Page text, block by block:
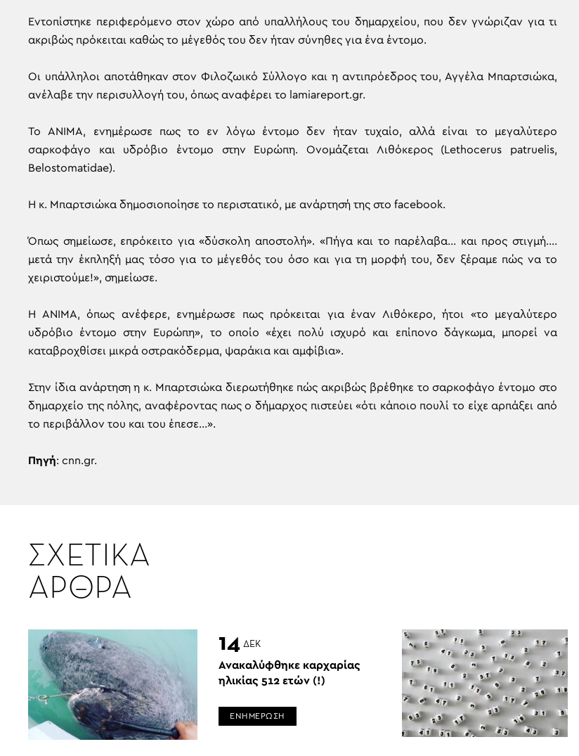
Εντοπίστηκε περιφερόμενο στον χώρο από υπαλλήλους του δημαρχείου, που δεν γνώριζαν για τι
ακριβώς πρόκειται καθώς το μέγεθός του δεν ήταν σύνηθες για ένα έντομο.
Οι υπάλληλοι αποτάθηκαν στον Φιλοζωικό Σύλλογο και η αντιπρόεδρος του, Αγγέλα Μπαρτσιώκα,
ανέλαβε την περισυλλογή του, όπως αναφέρει το lamiareport.gr.
To ΑΝΙΜΑ, ενημέρωσε πως το εν λόγω έντομο δεν ήταν τυχαίο, αλλά είναι το μεγαλύτερο
σαρκοφάγο και υδρόβιο έντομο στην Ευρώπη. Ονομάζεται Λιθόκερος (Lethocerus patruelis,
Belostomatidae).
Η κ. Μπαρτσιώκα δημοσιοποίησε το περιστατικό, με ανάρτησή της στο facebook.
Όπως σημείωσε, επρόκειτο για «δύσκολη αποστολή». «Πήγα και το παρέλαβα… και προς στιγμή….
μετά την έκπληξή μας τόσο για το μέγεθός του όσο και για τη μορφή του, δεν ξέραμε πώς να το
χειριστούμε!», σημείωσε.
Η ΑΝΙΜΑ, όπως ανέφερε, ενημέρωσε πως πρόκειται για έναν Λιθόκερο, ήτοι «το μεγαλύτερο
υδρόβιο έντομο στην Ευρώπη», το οποίο «έχει πολύ ισχυρό και επίπονο δάγκωμα, μπορεί να
καταβροχθίσει μικρά οστρακόδερμα, ψαράκια και αμφίβια».
Στην ίδια ανάρτηση η κ. Μπαρτσιώκα διερωτήθηκε πώς ακριβώς βρέθηκε το σαρκοφάγο έντομο στο
δημαρχείο της πόλης, αναφέροντας πως ο δήμαρχος πιστεύει «ότι κάποιο πουλί το είχε αρπάξει από
το περιβάλλον του και του έπεσε…».
Πηγή: cnn.gr.
ΣΧΕΤΙΚΑ
ΑΡΘΡΑ
14 ΔΕΚ
Ανακαλύφθηκε καρχαρίας
ηλικίας 512 ετών (!)
ΕΝΗΜΕΡΩΣΗ